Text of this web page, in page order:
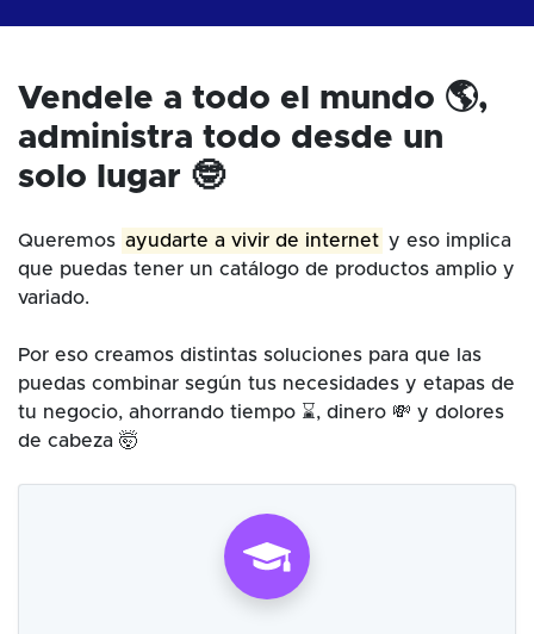
Vendele a todo el mundo 🌎,
administra todo desde un
solo lugar 🤓
Queremos ayudarte a vivir de internet y eso implica
que puedas tener un catálogo de productos amplio y
variado.
Por eso creamos distintas soluciones para que las
puedas combinar según tus necesidades y etapas de
tu negocio, ahorrando tiempo ⌛, dinero 💸 y dolores
de cabeza 🤯